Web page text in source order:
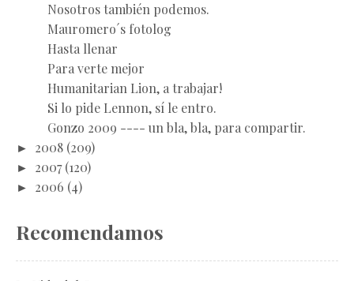
Nosotros también podemos.
Mauromero´s fotolog
Hasta llenar
Para verte mejor
Humanitarian Lion, a trabajar!
Si lo pide Lennon, sí le entro.
Gonzo 2009 ---- un bla, bla, para compartir.
► 2008 (209)
► 2007 (120)
► 2006 (4)
Recomendamos